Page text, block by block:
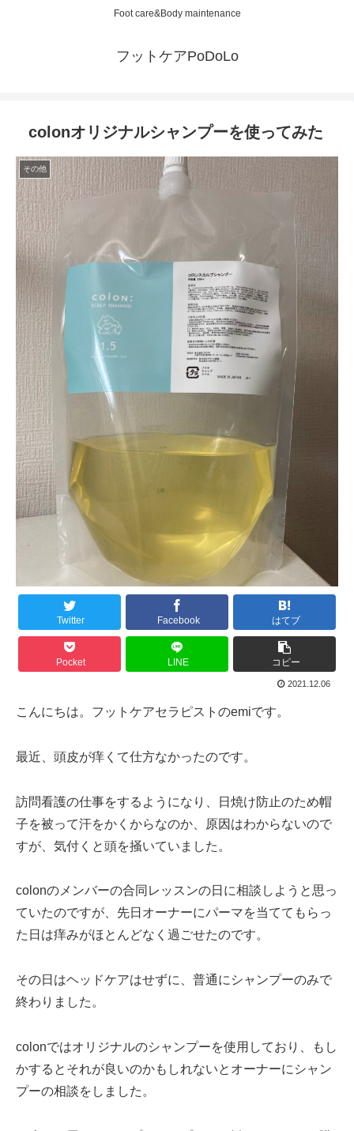
Foot care&Body maintenance
フットケアPoDoLo
colonオリジナルシャンプーを使ってみた
その他
Twitter Facebook はてブ
Pocket LINE コピー
2021.12.06
こんにちは。フットケアセラピストのemiです。
最近、頭皮が痒くて仕方なかったのです。
訪問看護の仕事をするようになり、日焼け防止のため帽
子を被って汗をかくからなのか、原因はわからないので
すが、気付くと頭を掻いていました。
colonのメンバーの合同レッスンの日に相談しようと思っ
ていたのですが、先日オーナーにパーマを当ててもらっ
た日は痒みがほとんどなく過ごせたのです。
その日はヘッドケアはせずに、普通にシャンプーのみで
終わりました。
colonではオリジナルのシャンプーを使用しており、もし
かするとそれが良いのかもしれないとオーナーにシャン
プーの相談をしました。